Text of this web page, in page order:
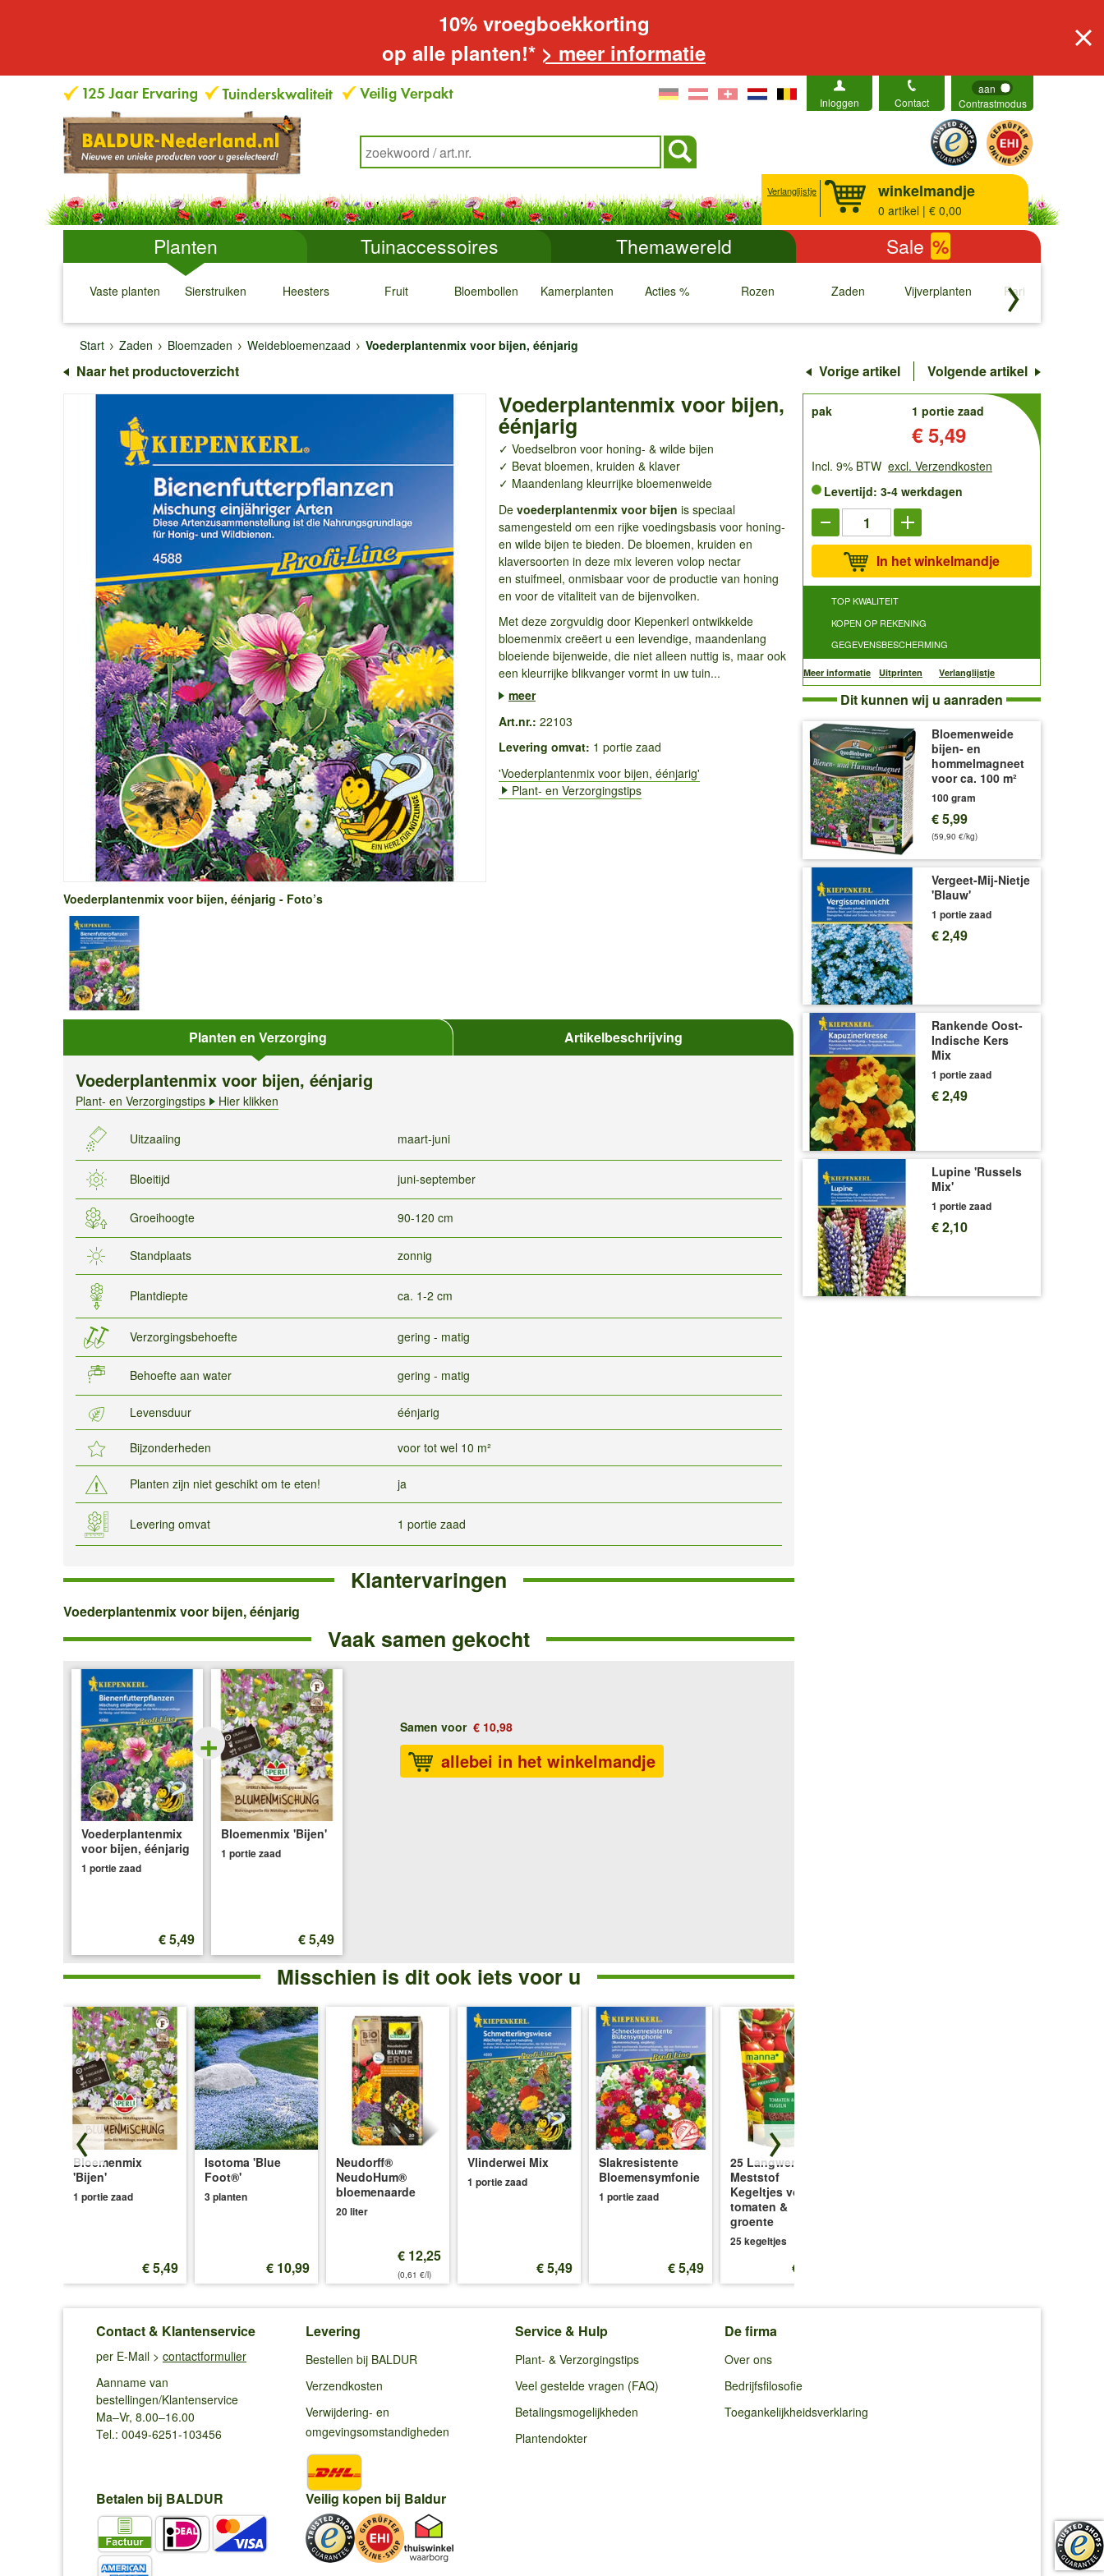
10% vroegboekkorting
op alle planten!* > meer informatie
Inloggen Contact
aan
Contrastmodus
Verlanglijstje winkelmandje
0 artikel | € 0,00
Planten Tuinaccessoires Themawereld Sale %
Vaste planten
↓
Sierstruiken
↓
Heesters
↓
Fruit
↓
Bloembollen
↓
Kamerplanten
↓
Acties %
↓
Rozen
↓
Zaden
↓
Vijverplanten
↓
Rariteiten
↓
Start
Zaden Bloemzaden Weidebloemenzaad Voederplantenmix voor bijen, éénjarig
Naar het productoverzicht Vorige artikel Volgende artikel
Voederplantenmix voor bijen,
éénjarig
✓ Voedselbron voor honing- & wilde bijen
✓ Bevat bloemen, kruiden & klaver
✓ Maandenlang kleurrijke bloemenweide
De voederplantenmix voor bijen is speciaal
samengesteld om een rijke voedingsbasis voor honing-
en wilde bijen te bieden. De bloemen, kruiden en
klaversoorten in deze mix leveren volop nectar
en stuifmeel, onmisbaar voor de productie van honing
en voor de vitaliteit van de bijenvolken.
Met deze zorgvuldig door Kiepenkerl ontwikkelde
bloemenmix creëert u een levendige, maandenlang
bloeiende bijenweide, die niet alleen nuttig is, maar ook
een kleurrijke blikvanger vormt in uw tuin...
meer
Art.nr.: 22103
Levering omvat: 1 portie zaad
'Voederplantenmix voor bijen, éénjarig'
Plant- en Verzorgingstips
Voederplantenmix voor bijen, éénjarig - Foto’s
Planten en Verzorging Artikelbeschrijving
Voederplantenmix voor bijen, éénjarig
Plant- en Verzorgingstips Hier klikken
Uitzaaiing maart-juni
Bloeitijd juni-september
Groeihoogte 90-120 cm
Standplaats zonnig
Plantdiepte ca. 1-2 cm
Verzorgingsbehoefte gering - matig
Behoefte aan water gering - matig
Levensduur éénjarig
Bijzonderheden voor tot wel 10 m²
Planten zijn niet geschikt om te eten! ja
Levering omvat 1 portie zaad
Klantervaringen
Voederplantenmix
éénjarig
Voederplantenmix voor bijen, éénjarig
Vaak samen gekocht
Voederplantenmix
voor bijen, éénjarig
1 portie zaad
€ 5,49
+
Bloemenmix 'Bijen'
1 portie zaad
€ 5,49
Samen voor € 10,98
allebei in het winkelmandje
Misschien is dit ook iets voor u
Bloemenmix
'Bijen'
1 portie zaad
€ 5,49
Isotoma 'Blue
Foot®'
3 planten
€ 10,99
Neudorff®
NeudoHum®
bloemenaarde
20 liter
€ 12,25
(0,61 €/l)
Vlinderwei Mix
1 portie zaad
€ 5,49
Slakresistente
Bloemensymfonie
1 portie zaad
€ 5,49
25 Langwerkende
Meststof
Kegeltjes voor
tomaten &
groente
25 kegeltjes
€ 10,99
order
pak
1 portie zaad
€ 5,49
Incl. 9% BTW excl. Verzendkosten
Levertijd: 3-4 werkdagen
In het winkelmandje
TOP KWALITEIT
KOPEN OP REKENING
GEGEVENSBESCHERMING
Meer informatie Uitprinten Verlanglijstje
Dit kunnen wij u aanraden
Bloemenweide
bijen- en
hommelmagneet
voor ca. 100 m²
100 gram
€ 5,99
(59,90 €/kg)
Vergeet-Mij-Nietje
'Blauw'
1 portie zaad
€ 2,49
Rankende Oost-
Indische Kers
Mix
1 portie zaad
€ 2,49
Lupine 'Russels
Mix'
1 portie zaad
€ 2,10
Contact & Klantenservice
per E-Mail > contactformulier
Aanname van
bestellingen/Klantenservice
Ma–Vr, 8.00–16.00
Tel.: 0049-6251-103456
Levering
Bestellen bij BALDUR
Verzendkosten
Verwijdering- en
omgevingsomstandigheden
Service & Hulp
Plant- & Verzorgingstips
Veel gestelde vragen (FAQ)
Betalingsmogelijkheden
Plantendokter
De firma
Over ons
Bedrijfsfilosofie
Toegankelijkheidsverklaring
Betalen bij BALDUR Veilig kopen bij Baldur